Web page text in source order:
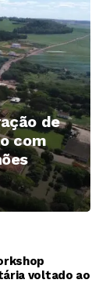
de
com
voltado ao